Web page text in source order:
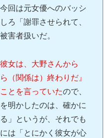
回は元女優へのバッシ
ろ「謝罪させられて、
害者扱いだ。
女は、大野さんから
（関係は）終わりだ』
とを言っていたので、
明かしたのは、確かに
」というが、それでも
は「とにかく彼女が心